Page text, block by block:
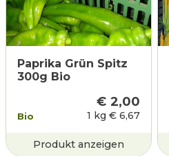
Paprika Grün Spitz
300g Bio
Bio
€ 2,00
1 kg € 6,67
Produkt anzeigen